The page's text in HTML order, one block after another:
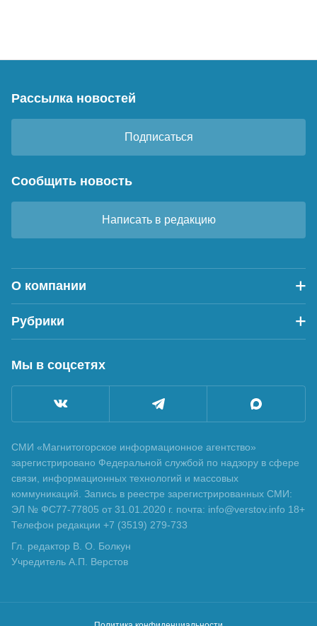
Рассылка новостей
Подписаться
Сообщить новость
Написать в редакцию
О компании
Рубрики
Мы в соцсетях
СМИ «Магнитогорское информационное агентство»
зарегистрировано Федеральной службой по надзору в сфере
связи, информационных технологий и массовых
коммуникаций. Запись в реестре зарегистрированных СМИ:
ЭЛ № ФС77-77805 от 31.01.2020 г. почта: info@verstov.info 18+
Телефон редакции +7 (3519) 279-733
Гл. редактор В. О. Болкун
Учредитель А.П. Верстов